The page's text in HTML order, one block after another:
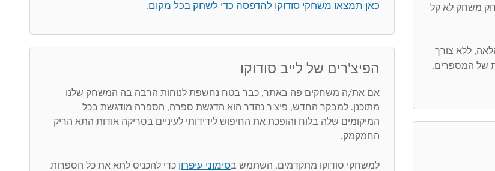
משחק לא קל
ללא צורך
של המספרים.
כאן תמצאו משחקי סודוקו להדפסה כדי לשחק בכל מקום.
הפיצ'רים של לייב סודוקו
אם את/ה משחקים פה באתר, כבר בטח נחשפת לנוחות הרבה בה המשחק שלנו
מתוכנן. למבקר החדש, פיצ'ר נהדר הוא הדגשת ספרה, הספרה מודגשת בכל
המיקומים שלה בלוח והופכת את החיפוש לידידותי לעיניים בסריקה אודות התא הריק
החמקמק.
למשחקי סודוקו מתקדמים, השתמש בסימוני עיפרון כדי להכניס לתא את כל הספרות